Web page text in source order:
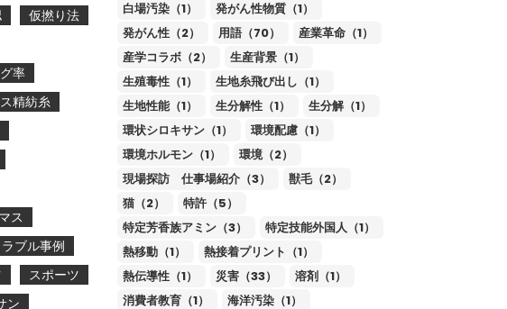
仮撚り法
率
精紡糸
ス
ラブル事例
スポーツ
ン
白場汚染（1）
発がん性物質（1）
発がん性（2）
用語（70）
産業革命（1）
産学コラボ（2）
生産背景（1）
生殖毒性（1）
生地糸飛び出し（1）
生地性能（1）
生分解性（1）
生分解（1）
環状シロキサン（1）
環境配慮（1）
環境ホルモン（1）
環境（2）
現場探訪 仕事場紹介（3）
獣毛（2）
猫（2）
特許（5）
特定芳香族アミン（3）
特定技能外国人（1）
熱移動（1）
熱接着プリント（1）
熱伝導性（1）
災害（33）
溶剤（1）
消費者教育（1）
海洋汚染（1）